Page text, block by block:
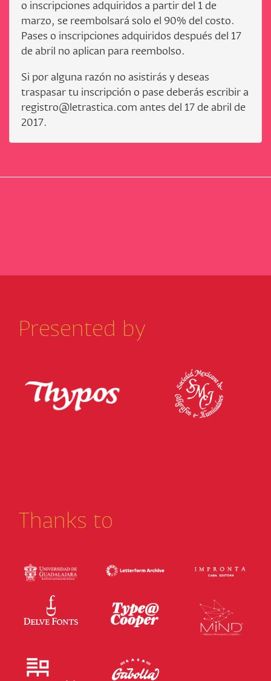
o inscripciones adquiridos a partir del 1 de
marzo, se reembolsará solo el 90% del costo.
Pases o inscripciones adquiridos después del 17
de abril no aplican para reembolso.
Si por alguna razón no asistirás y deseas
traspasar tu inscripción o pase deberás escribir a
registro@letrastica.com antes del 17 de abril de
2017.
Presented by
Thanks to